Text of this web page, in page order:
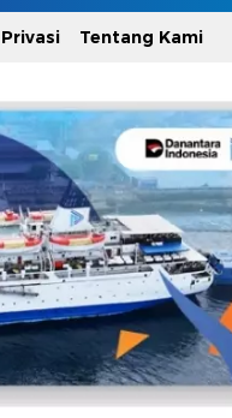
Tentang Kami